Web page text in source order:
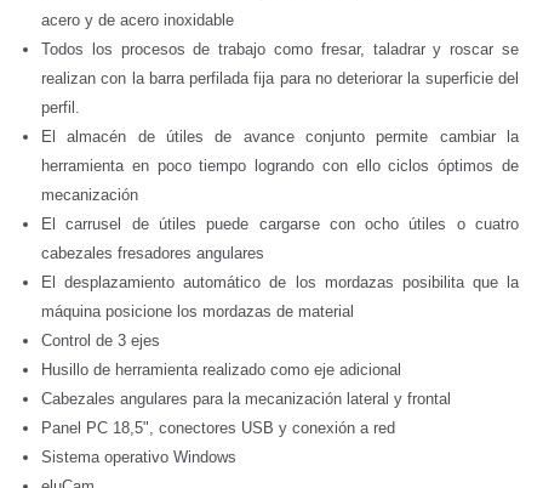
acero y de acero inoxidable
Todos los procesos de trabajo como fresar, taladrar y roscar se
realizan con la barra perfilada fija para no deteriorar la superficie del
perfil.
El almacén de útiles de avance conjunto permite cambiar la
herramienta en poco tiempo logrando con ello ciclos óptimos de
mecanización
El carrusel de útiles puede cargarse con ocho útiles o cuatro
cabezales fresadores angulares
El desplazamiento automático de los mordazas posibilita que la
máquina posicione los mordazas de material
Control de 3 ejes
Husillo de herramienta realizado como eje adicional
Cabezales angulares para la mecanización lateral y frontal
Panel PC 18,5", conectores USB y conexión a red
Sistema operativo Windows